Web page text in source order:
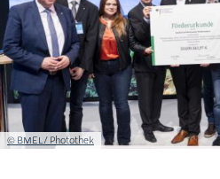
Lizenzinformationen einschließlich Urheberrecht
© BMEL/ Photothek